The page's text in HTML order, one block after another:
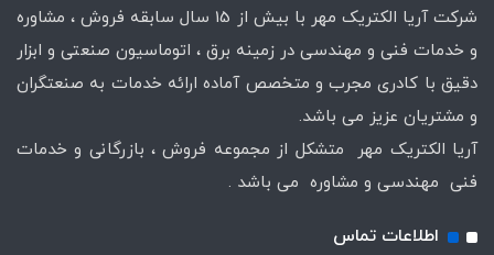
شرکت آریا الکتریک مهر با بیش از 15 سال سابقه فروش ، مشاوره
و خدمات فنی و مهندسی در زمینه برق ، اتوماسیون صنعتی و ابزار
دقیق با کادری مجرب و متخصص آماده ارائه خدمات به صنعتگران
و مشتریان عزیز می باشد.
آریا الکتریک مهر متشکل از مجموعه فروش ، بازرگانی و خدمات
فنی مهندسی و مشاوره می باشد .
اطلاعات تماس